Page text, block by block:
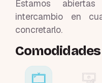
Estamos
intercambio en
concretarlo.